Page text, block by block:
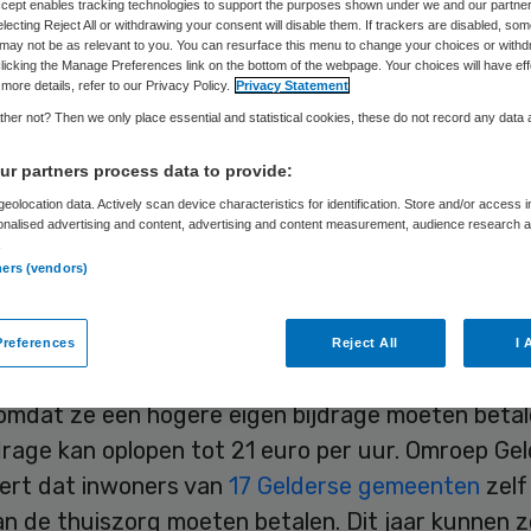
Skipr Redactie 22 februari 2016,15:03 25 keer gelezen
Gelderlanders zijn in 2015 hun huishoudelijke
door de bezuinigingen in de zorg. Dat blijkt
van Omroep Gelderland onder de 54 Gelderse
getroffen Gelderlanders zijn niet alleen mensen
ze een hogere eigen bijdrage moeten
kan oplopen tot 21 euro per uur. Omroep
dat inwoners van 17 Gelderse gemeenten zelf
de thuiszorg moeten betalen. Dit jaar kunnen
enables tracking technologies to support the purposes shown under we and our
Reject All or withdrawing your consent will disable them. If trackers are disabled,
not be as relevant to you. You can resurface this menu to change your choices or
the Manage Preferences link on the bottom of the webpage. Your choices will have
details, refer to our Privacy Policy. Privacy Statement
not? Then we only place essential and statistical cookies, these do not record any data
partners process data to provide:
data. Actively scan device characteristics for identification. Store and/or access
advertising and content, advertising and content measurement, audience research
(vendors)
Reject All I